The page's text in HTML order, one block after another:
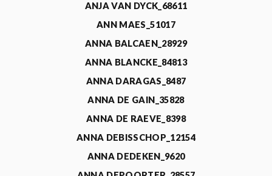
ANJA VAN DYCK_68611
ANN MAES_51017
ANNA BALCAEN_28929
ANNA BLANCKE_84813
ANNA DARAGAS_8487
ANNA DE GAIN_35828
ANNA DE RAEVE_8398
ANNA DEBISSCHOP_12154
ANNA DEDEKEN_9620